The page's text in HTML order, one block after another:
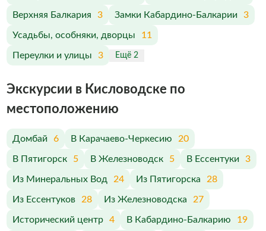
Верхняя Балкария 3 Замки Кабардино-Балкарии 3
Усадьбы, особняки, дворцы 11
Переулки и улицы 3 Ещё 2
Экскурсии в Кисловодске по
меcтоположению
Домбай 6 В Карачаево-Черкесию 20
В Пятигорск 5 В Железноводск 5 В Ессентуки 3
Из Минеральных Вод 24 Из Пятигорска 28
Из Ессентуков 28 Из Железноводска 27
Исторический центр 4 В Кабардино-Балкарию 19